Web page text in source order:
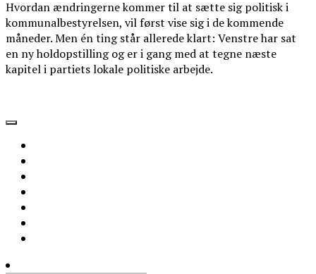
Hvordan ændringerne kommer til at sætte sig politisk i
kommunalbestyrelsen, vil først vise sig i de kommende
måneder. Men én ting står allerede klart: Venstre har sat
en ny holdopstilling og er i gang med at tegne næste
kapitel i partiets lokale politiske arbejde.